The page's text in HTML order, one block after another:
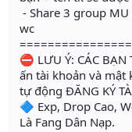
- Share 3 group
wc
⛔ LƯU Ý: CÁC BẠN
ấn tài khoản và mật
tự động ĐĂNG KÝ
🔷 Exp, Drop Cao,
Là Fang Dân Nạp.